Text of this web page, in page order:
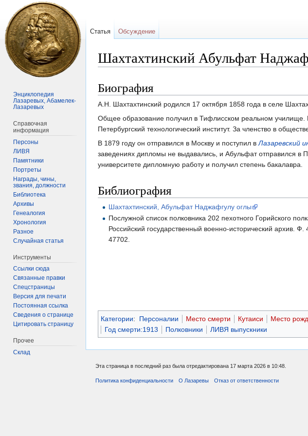
Шахтахтинский Абульфат
Перейти
к
навигации
Перейти
к
поиску
Биография
А.Н. Шахтахтинский родился 17 октября 1858 года в селе
Общее образование получил в Тифлисском реальном училище.
Петербургский технологический институт. За членство в
В 1879 году он отправился в Москву и поступил в Лазаревский
заведениях дипломы не выдавались, и Абульфат отправился в
университете дипломную работу и получил степень бакалавра.
Библиография
Шахтахтинский, Абульфат Наджафгулу оглы
Послужной список полковника 202 пехотного Горийского
Российский государственный военно-исторический архив.
47702.
Категории: Персоналии Место смерти Кутаиси Место
Год смерти:1913
Полковники ЛИВЯ выпускники
Статья Обсуждение
Энциклопедия
Лазаревых, Абамелек-
Лазаревых
Справочная
информация
Персоны
ЛИВЯ
Памятники
Портреты
Награды, чины,
звания, должности
Библиотека
Архивы
Генеалогия
Хронология
Разное
Случайная статья
Инструменты
Ссылки сюда
Связанные правки
Спецстраницы
Версия для печати
Постоянная ссылка
Сведения о странице
Цитировать страницу
Прочее
Склад
Эта страница в последний раз была отредактирована 17 марта 2026 в 10:48.
Политика конфиденциальности О Лазаревы Отказ от ответственности